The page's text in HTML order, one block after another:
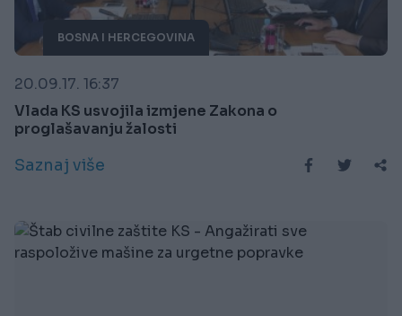
BOSNA I HERCEGOVINA
20.09.17. 16:37
Vlada KS usvojila izmjene Zakona o
proglašavanju žalosti
Saznaj više